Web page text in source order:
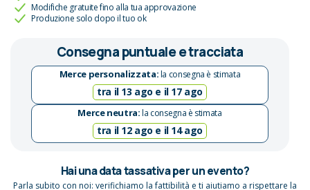
Modifiche gratuite fino alla tua approvazione
Produzione solo dopo il tuo ok
Consegna puntuale e tracciata
Merce personalizzata:la consegna è stimata
tra il 13 ago e il 17 ago
Merce neutra:la consegna è stimata
tra il 12 ago e il 14 ago
Hai una data tassativa per un evento?
Parla subito con noi: verifichiamo la fattibilità e ti aiutiamo a rispettare la